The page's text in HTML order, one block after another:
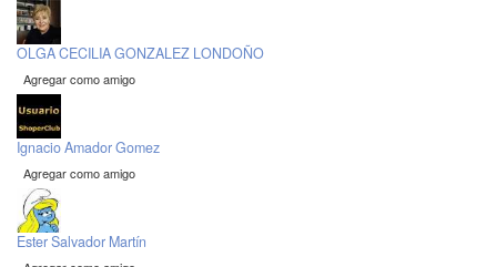
OLGA CECILIA GONZALEZ LONDOÑO
Agregar como amigo
Ignacio Amador Gomez
Agregar como amigo
Ester Salvador Martín